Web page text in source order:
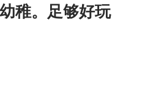
稚。足够好玩